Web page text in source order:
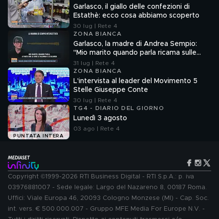
Garlasco, il giallo delle confezioni di
Estathè: ecco cosa abbiamo scoperto
30 lug | Rete 4
ZONA BIANCA
Garlasco, la madre di Andrea Sempio:
"Mio marito quando parla ricama sulle
cose"
31 lug | Rete 4
ZONA BIANCA
L'intervista al leader del Movimento 5
Stelle Giuseppe Conte
30 lug | Rete 4
PUNTATA INTERA
TG4 - DIARIO DEL GIORNO
Lunedì 3 agosto
03 ago | Rete 4
Copyright ©1999-2026 RTI Business Digital - RTI S.p.A.: p. iva
03976881007 - Sede legale: Largo del Nazareno 8, 00187 Roma.
Uffici: Viale Europa 46, 20093 Cologno Monzese (MI) - Cap. Soc.
int. vers. € 500.000.007 - Gruppo MFE Media For Europe N.V. -